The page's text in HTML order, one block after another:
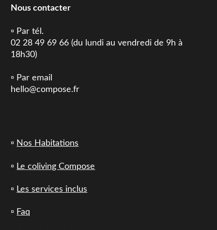
Nous contacter
▫️ Par tél.
02 28 49 69 66 (du lundi au vendredi de 9h à
18h30)
▫️ Par email
hello@compose.fr
▫️ Nos Habitations
▫️ Le coliving Compose
▫️ Les services inclus
▫️ Faq